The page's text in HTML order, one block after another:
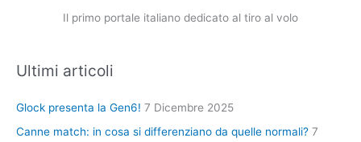
Il primo portale italiano dedicato al tiro al volo
Ultimi articoli
Glock presenta la Gen6! 7 Dicembre 2025
Canne match: in cosa si differenziano da quelle normali? 7